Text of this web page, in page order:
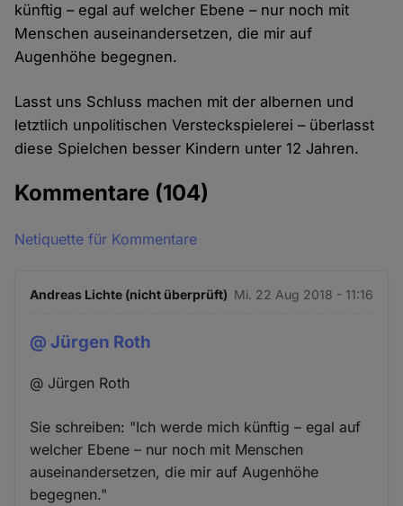
künftig – egal auf welcher Ebene – nur noch mit
Menschen auseinandersetzen, die mir auf
Augenhöhe begegnen.
Lasst uns Schluss machen mit der albernen und
letztlich unpolitischen Versteckspielerei – überlasst
diese Spielchen besser Kindern unter 12 Jahren.
Kommentare (104)
Netiquette für Kommentare
Andreas Lichte (nicht überprüft) Mi. 22 Aug 2018 - 11:16
@ Jürgen Roth
@ Jürgen Roth
Sie schreiben: "Ich werde mich künftig – egal auf
welcher Ebene – nur noch mit Menschen
auseinandersetzen, die mir auf Augenhöhe
begegnen."